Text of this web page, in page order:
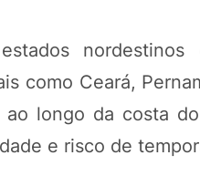
nordestinos
como Ceará,
longo da costa
e risco de